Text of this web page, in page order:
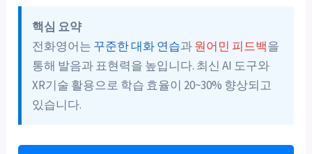
핵심 요약
전화영어는 꾸준한 대화 연습과원어민 피드백을
통해 발음과 표현력을 높입니다. 최신 AI 도구와
XR기술 활용으로 학습 효율이 20~30% 향상되고
있습니다.